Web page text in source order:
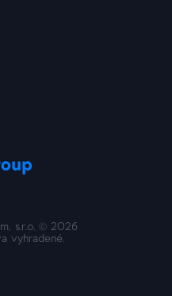
s.r.o. © 2026
vyhradené.